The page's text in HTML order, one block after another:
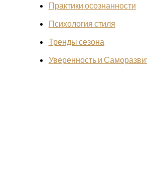
Практики осознанности
Психология стиля
Тренды сезона
Уверенность и